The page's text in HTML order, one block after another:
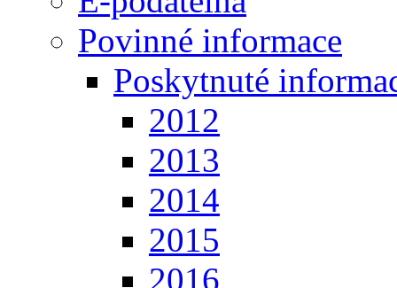
Povinné informace
Poskytnuté
2012
2013
2014
2015
2016